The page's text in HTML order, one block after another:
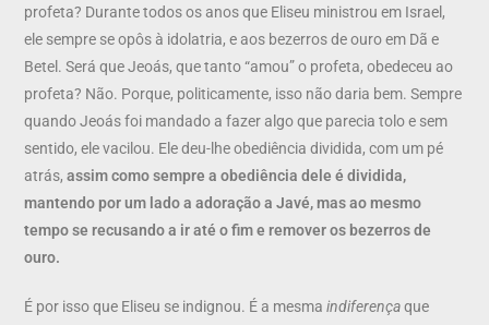
profeta? Durante todos os anos que Eliseu ministrou em Israel,
ele sempre se opôs à idolatria, e aos bezerros de ouro em Dã e
Betel. Será que Jeoás, que tanto “amou” o profeta, obedeceu ao
profeta? Não. Porque, politicamente, isso não daria bem. Sempre
quando Jeoás foi mandado a fazer algo que parecia tolo e sem
sentido, ele vacilou. Ele deu-lhe obediência dividida, com um pé
atrás,assim como sempre a obediência dele é dividida,
mantendo por um lado a adoração a Javé, mas ao mesmo
tempo se recusando a ir até o fim e remover os bezerros de
ouro.
É por isso que Eliseu se indignou. É a mesmaindiferençaque